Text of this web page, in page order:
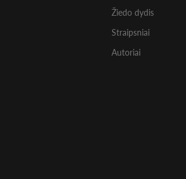
Žiedo dydis
Straipsniai
Autoriai